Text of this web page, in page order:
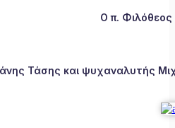
Ο π.
Τάσης και ψυχαναλυτής